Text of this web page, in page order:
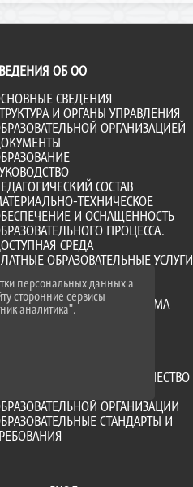
ОБ ОО
СВЕДЕНИЯ
И ОРГАНЫ УПРАВЛЕНИЯ
ОРГАНИЗАЦИЕЙ
СОСТАВ
ТЕХНИЧЕСКОЕ
И ОСНАЩЕННОСТЬ
ПРОЦЕССА.
СРЕДА
ОБРАЗОВАТЕЛЬНЫЕ УСЛУГИ
ХОЗЯЙСТВЕННАЯ
МЕСТА ДЛЯ ПРИЕМА
ОБУЧАЮЩИХСЯ
МЕЖДУНАРОДНОЕ СОТРУДНИЧЕСТВО
ОРГАНИЗАЦИИ
СТАНДАРТЫ И
персональных данных а
сторонние сервисы
аналитика".